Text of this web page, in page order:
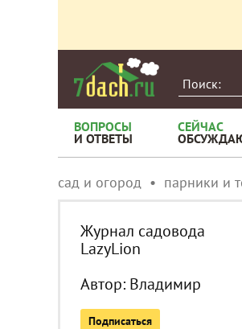
ВОПРОСЫ
И ОТВЕТЫ
СЕЙЧАС
сад и огород парники и
Журнал садовода
LazyLion
Автор: Владимир
Подписаться